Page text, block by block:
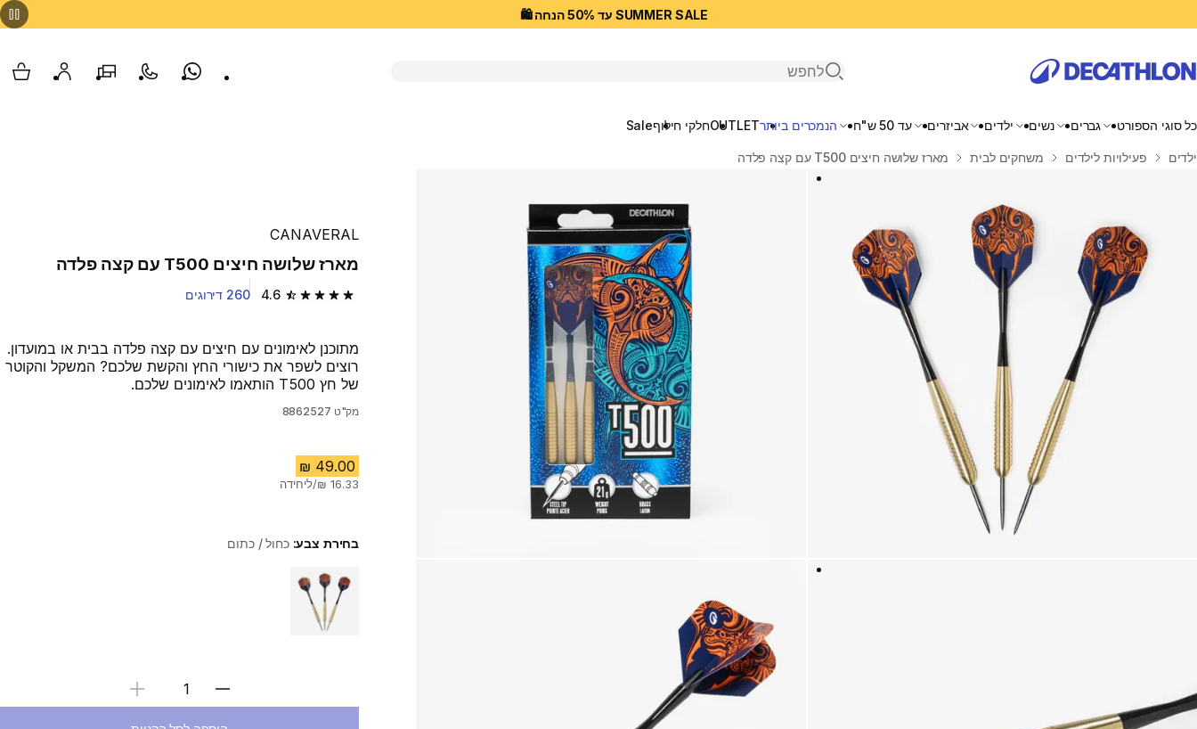
SUMMER SALE עד 50% הנחה 🛍️
פתיחת חיפוש
Whatsappצור קשרהסניפים שלנוהחשבון שלי
כל סוגי הספורט גברים נשים ילדים אביזרים עד 50 ש"ח הנמכרים ביותרOUTLETחלקי חילוףSale
בית
ילדים פעילויות לילדים משחקים לבית מארז שלושה חיצים T500 עם קצה פלדה
CANAVERAL
מארז שלושה חיצים T500 עם קצה פלדה
4.6 4.6 out of 5 stars from 260 reviews 260 דירוגים
מתוכנן לאימונים עם חיצים עם קצה פלדה בבית או במועדון.
רוצים לשפר את כישורי החץ והקשת שלכם? המשקל והקוטר
של חץ T500 הותאמו לאימונים שלכם.
מק"ט 8862527
בחירת צבע:כחול / כתום
Choose a variant
בחירת כמות